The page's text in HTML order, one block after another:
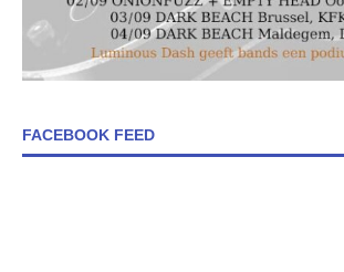
FACEBOOK FEED